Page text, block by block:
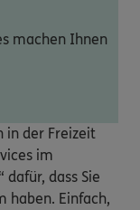
machen Ihnen
in der Freizeit
im
dafür, dass Sie
haben. Einfach,